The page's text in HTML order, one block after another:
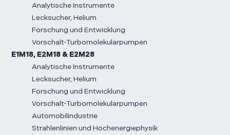
Analytische Instrumente
Lecksucher, Helium
Forschung und Entwicklung
Vorschalt-Turbomolekularpumpen
E1M18, E2M18 & E2M28
Analytische Instrumente
Lecksucher, Helium
Forschung und Entwicklung
Vorschalt-Turbomolekularpumpen
Automobilindustrie
Strahlenlinien und Hochenergiephysik